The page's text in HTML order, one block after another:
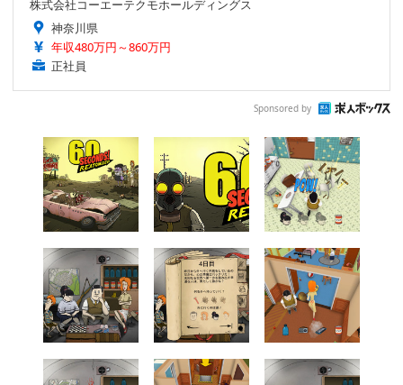
株式会社コーエーテクモホールディングス
神奈川県
年収480万円～860万円
正社員
Sponsored by